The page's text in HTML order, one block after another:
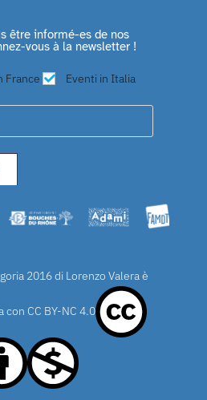
être informé-es de nos
vous à la newsletter !
France Eventi in Italia
2016 di Lorenzo Valera è
con CC BY-NC 4.0